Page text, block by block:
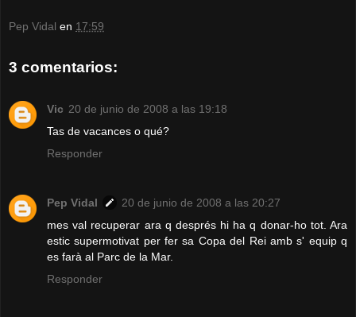
Pep Vidal en 17:59
3 comentarios:
Vic 20 de junio de 2008 a las 19:18
Tas de vacances o qué?
Responder
Pep Vidal
20 de junio de 2008 a las 20:27
mes val recuperar ara q després hi ha q donar-ho tot. Ara
estic supermotivat per fer sa Copa del Rei amb s' equip q
es farà al Parc de la Mar.
Responder